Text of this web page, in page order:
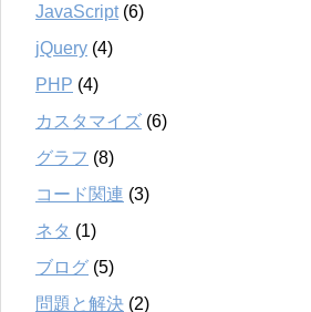
JavaScript(6)
jQuery (4)
PHP (4)
カスタマイズ (6)
グラフ (8)
コード関連 (3)
ネタ (1)
ブログ (5)
問題と解決 (2)